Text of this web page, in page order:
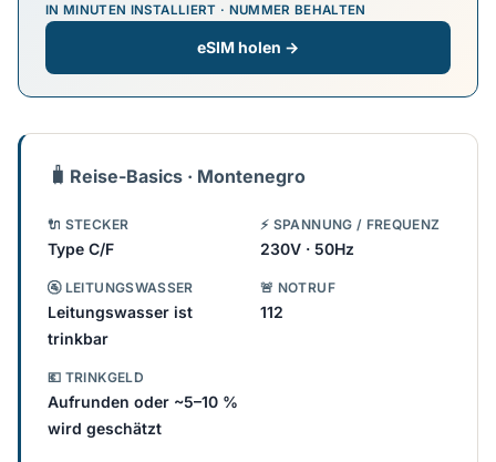
IN MINUTEN INSTALLIERT · NUMMER BEHALTEN
eSIM holen →
🧳 Reise-Basics · Montenegro
🔌 STECKER
Type C/F
⚡ SPANNUNG / FREQUENZ
230V · 50Hz
🚰 LEITUNGSWASSER
Leitungswasser ist
trinkbar
🚨 NOTRUF
112
💶 TRINKGELD
Aufrunden oder ~5–10 %
wird geschätzt